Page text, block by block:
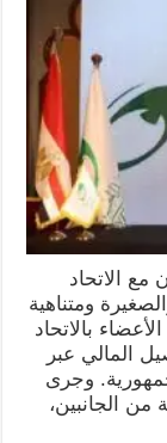
مع الاتحاد
ومتناهية
بالاتحاد
المالي عبر
وجرى
من الجانبين،